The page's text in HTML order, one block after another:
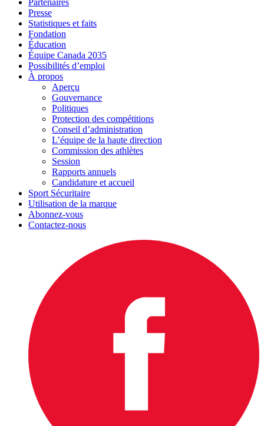
Partenaires
Presse
Statistiques et faits
Fondation
Éducation
Équipe Canada 2035
Possibilités d’emploi
À propos
Aperçu
Gouvernance
Politiques
Protection des compétitions
Conseil d’administration
L’équipe de la haute direction
Commission des athlètes
Session
Rapports annuels
Candidature et accueil
Sport Sécuritaire
Utilisation de la marque
Abonnez-vous
Contactez-nous